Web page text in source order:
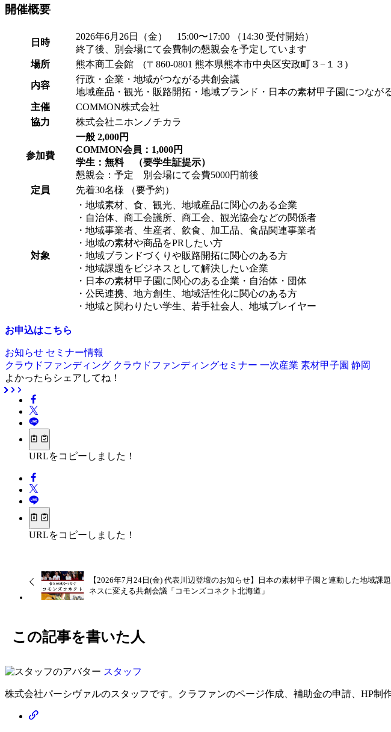
開催概要
日時
2026年6月26日（金） 15:00〜17:00 （14:30 受付開始）
終了後、別会場にて会費制の懇親会を予定しています
場所
熊本商工会館 (〒860-0801 熊本県熊本市中央区安政町３−１３)
内容
行政・企業・地域がつながる共創会議
地域産品・観光・販路開拓・地域ブランド・日本の素材甲子園につなが
主催
COMMON株式会社
協力
株式会社ニホンノチカラ
参加費
一般 2,000円
COMMON会員：1,000円
学生：無料
（要学生証提示）
懇親会：予定 別会場にて会費5000円前後
定員
先着30名様 （要予約）
対象
・地域素材、食、観光、地域産品に関心のある企業
・自治体、商工会議所、商工会、観光協会などの関係者
・地域事業者、生産者、飲食、加工品、食品関連事業者
・地域の素材や商品をPRしたい方
・地域ブランドづくりや販路開拓に関心のある方
・地域課題をビジネスとして解決したい企業
・日本の素材甲子園に関心のある企業・自治体・団体
・公民連携、地方創生、地域活性化に関心のある方
・地域と関わりたい学生、若手社会人、地域プレイヤー
お申込はこちら
お知らせ セミナー情報
クラウドファンディング クラウドファンディングセミナー 一次産業 素材甲子園 静岡
よかったらシェアしてね！
URLをコピーしました！
URLをコピーしました！
【2026年7月24日(金) 代表川辺登壇のお知らせ】日本の素材甲子園と連動した地域課
ネスに変える共創会議「コモンズコネクト北海道」
この記事を書いた人
スタッフ
株式会社パーシヴァルのスタッフです。クラファンのページ作成、補助金の申請、HP